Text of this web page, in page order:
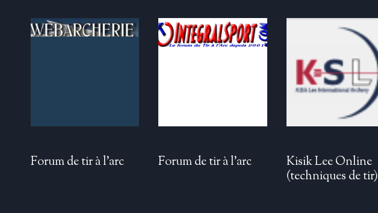
Forum de tir à l’arc Forum de tir à l’arc
Kisik Lee Online
(techniques de tir)